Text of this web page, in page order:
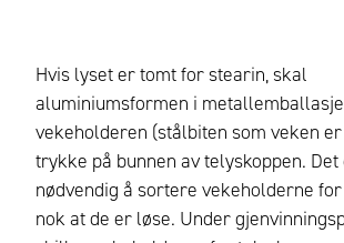
Hvis lyset er tomt for stearin, skal
aluminiumsformen i
vekeholderen (stålbiten som veken
trykke på bunnen av telyskoppen.
nødvendig å sortere vekeholderne
nok at de er løse. Under